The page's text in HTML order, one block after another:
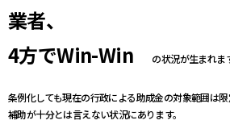
業者、
4方でWin-Win
の状況が生まれま
条例化しても現在の行政による助成金の対象範囲は
補助が十分とは言えない状況にあります。